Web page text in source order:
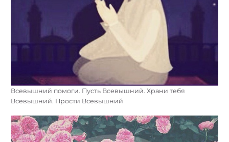
Всевышний помоги. Пусть Всевышний. Храни тебя
Всевышний. Прости Всевышний